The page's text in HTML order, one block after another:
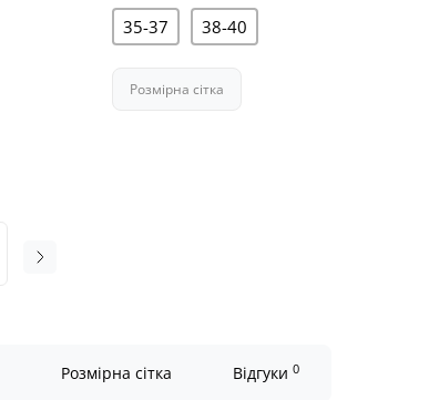
35-37 38-40
Розмірна сітка
Розмірна сітка Відгуки 0